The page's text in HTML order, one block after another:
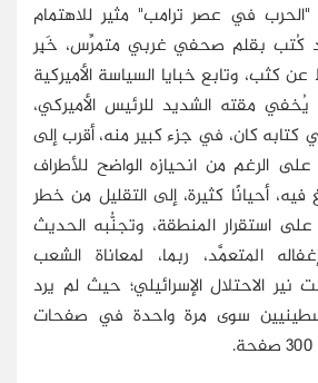
في عصر ترامب" مثير للاهتمام
كُتب بقلم صحفي غربي متمرِّس، خَبِر
كثب، وتابع خبايا السياسة الأميركية
مقته الشديد للرئيس الأميركي،
كتابه كان، في جزء كبير منه، أقرب إلى
على الرغم من انحيازه الواضح للأطراف
فيه، أحيانًا كثيرة، إلى التقليل من خطر
على استقرار المنطقة، وتجنُّبه الحديث
المتعمَّد، ربما، لمعاناة الشعب
نير الاحتلال الإسرائيلي؛ حيث لم يرد
سوى مرة واحدة في صفحات